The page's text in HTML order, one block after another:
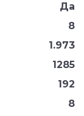
Да
8
1.973
1285
192
8